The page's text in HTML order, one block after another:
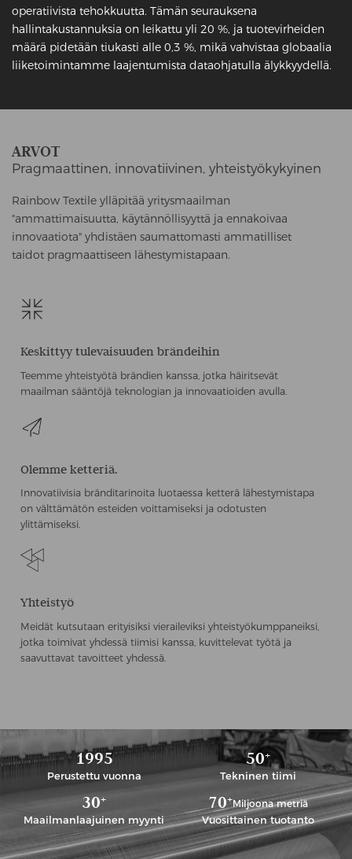
operatiivista tehokkuutta. Tämän seurauksena
hallintakustannuksia on leikattu yli 20 %, ja tuotevirheiden
määrä pidetään tiukasti alle 0,3 %, mikä vahvistaa globaalia
liiketoimintamme laajentumista dataohjatulla älykkyydellä.
ARVOT
Pragmaattinen, innovatiivinen, yhteistyökykyinen
Rainbow Textile ylläpitää yritysmaailman
"ammattimaisuutta, käytännöllisyyttä ja ennakoivaa
innovaatiota" yhdistäen saumattomasti ammatilliset
taidot pragmaattiseen lähestymistapaan.
Keskittyy tulevaisuuden brändeihin
Teemme yhteistyötä brändien kanssa, jotka häiritsevät
maailman sääntöjä teknologian ja innovaatioiden avulla.
Olemme ketteriä.
Innovatiivisia bränditarinoita luotaessa ketterä lähestymistapa
on välttämätön esteiden voittamiseksi ja odotusten
ylittämiseksi.
Yhteistyö
Meidät kutsutaan erityisiksi vieraileviksi yhteistyökumppaneiksi,
jotka toimivat yhdessä tiimisi kanssa, kuvittelevat työtä ja
saavuttavat tavoitteet yhdessä.
1995
Perustettu vuonna
50+
Tekninen tiimi
30+
Maailmanlaajuinen myynti
70+Miljoona metriä
Vuosittainen tuotanto